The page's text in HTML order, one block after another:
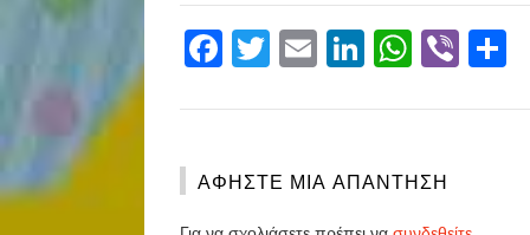
Facebook
Twitter
EmailLinkedInViber
ΑΦΉΣΤΕ ΜΙΑ ΑΠΆΝΤΗΣΗ